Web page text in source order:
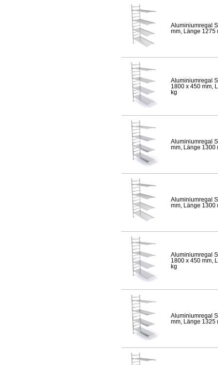
Aluminiumregal
mm, Länge 1275
Aluminiumregal
1800 x 450 mm,
kg
Aluminiumregal
mm, Länge 1300
Aluminiumregal
mm, Länge 1300
Aluminiumregal
1800 x 450 mm,
kg
Aluminiumregal
mm, Länge 1325